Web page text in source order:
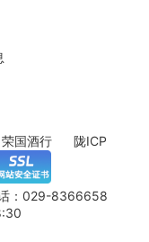
荣国酒行陇ICP
：029-8366658